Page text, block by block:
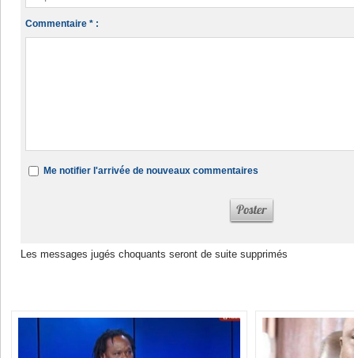
Commentaire * :
Me notifier l'arrivée de nouveaux commentaires
Les messages jugés choquants seront de suite supprimés